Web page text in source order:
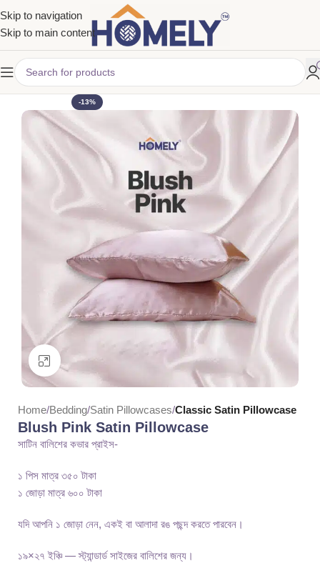
Skip to navigation
Skip to main content
-13%
Click to enlarge
Home Bedding Satin Pillowcases Classic Satin Pillowcase
Blush Pink Satin Pillowcase
সাটিন বালিশের কভার প্রাইস-
১ পিস মাত্র ৩৫০ টাকা
১ জোড়া মাত্র ৬০০ টাকা
যদি আপনি ১ জোড়া নেন, একই বা আলাদা রঙ পছন্দ করতে পারবেন।
১৯×২৭ ইঞ্চি — স্ট্যান্ডার্ড সাইজের বালিশের জন্য।